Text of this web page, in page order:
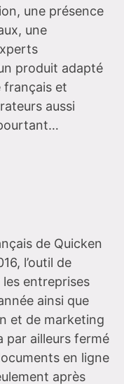
une présence
une
produit adapté
français et
aussi
de Quicken
l’outil de
entreprises
ainsi que
et de marketing
par ailleurs fermé
en ligne
après